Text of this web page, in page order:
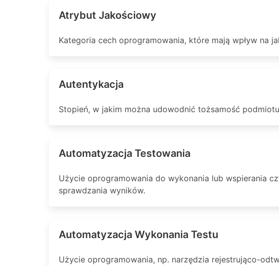
Atrybut Jakościowy
Kategoria cech oprogramowania, które mają wpływ na
Autentykacja
Stopień, w jakim można udowodnić tożsamość
Automatyzacja Testowania
Użycie oprogramowania do wykonania lub wspierania
sprawdzania wyników.
Automatyzacja Wykonania Testu
Użycie oprogramowania, np. narzędzia rejestrująco-